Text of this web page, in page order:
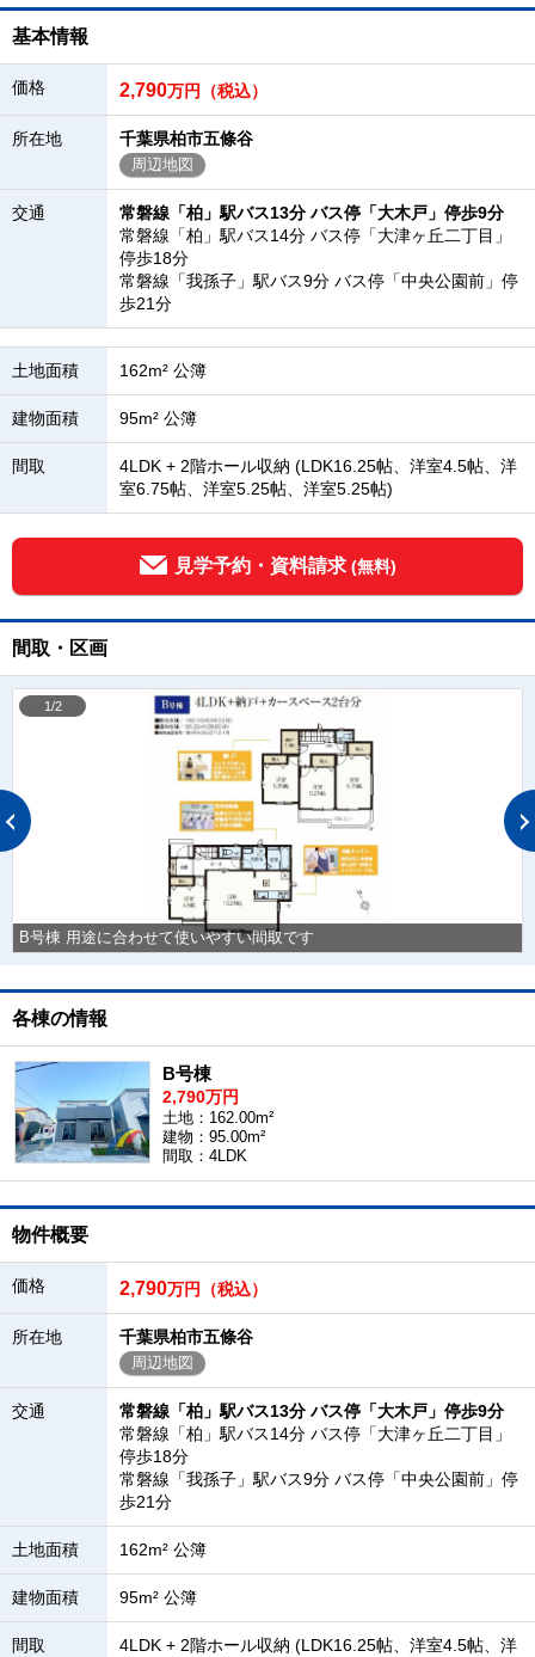
基本情報
価格 2,790万円（税込）
所在地 千葉県柏市五條谷
周辺地図
交通
常磐線「柏」駅バス13分 バス停「大木戸」停歩9分
常磐線「柏」駅バス14分 バス停「大津ヶ丘二丁目」
停歩18分
常磐線「我孫子」駅バス9分 バス停「中央公園前」停
歩21分
土地面積 162m² 公簿
建物面積 95m² 公簿
間取
4LDK + 2階ホール収納 (LDK16.25帖、洋室4.5帖、洋
室6.75帖、洋室5.25帖、洋室5.25帖)
見学予約・資料請求 (無料)
間取・区画
B号棟 用途に合わせて使いやすい間取です
1/2
各棟の情報
B号棟
2,790万円
土地：162.00m²
建物：95.00m²
間取：4LDK
物件概要
価格 2,790万円（税込）
所在地 千葉県柏市五條谷
周辺地図
交通
常磐線「柏」駅バス13分 バス停「大木戸」停歩9分
常磐線「柏」駅バス14分 バス停「大津ヶ丘二丁目」
停歩18分
常磐線「我孫子」駅バス9分 バス停「中央公園前」停
歩21分
土地面積 162m² 公簿
建物面積 95m² 公簿
間取
4LDK + 2階ホール収納 (LDK16.25帖、洋室4.5帖、洋